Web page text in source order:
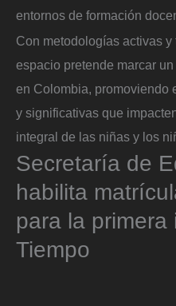
entornos de formación
Con metodologías activas
espacio pretende marcar
en Colombia, promoviendo
y significativas que
integral de las niñas y los
Secretaría de
habilita
para la primera
Tiempo